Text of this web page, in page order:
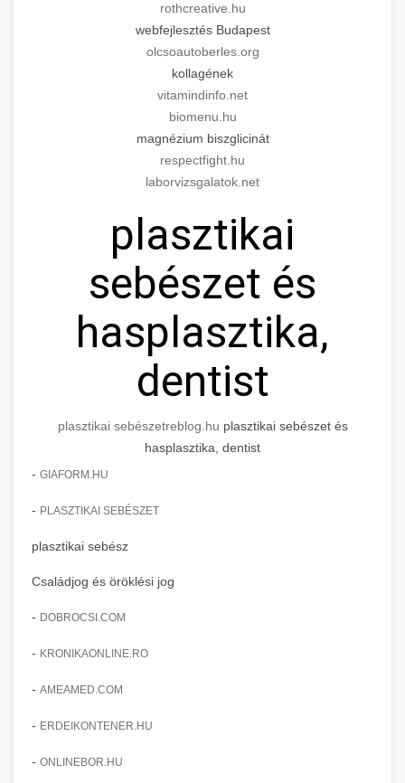
rothcreative.hu
webfejlesztés Budapest
olcsoautoberles.org
kollagének
vitamindinfo.net
biomenu.hu
magnézium biszglicinát
respectfight.hu
laborvizsgalatok.net
plasztikai
sebészet és
hasplasztika,
dentist
plasztikai sebészetreblog.hu plasztikai sebészet és
hasplasztika, dentist
- GIAFORM.HU
- PLASZTIKAI SEBÉSZET
plasztikai sebész
Családjog és öröklési jog
- DOBROCSI.COM
- KRONIKAONLINE.RO
- AMEAMED.COM
- ERDEIKONTENER.HU
- ONLINEBOR.HU